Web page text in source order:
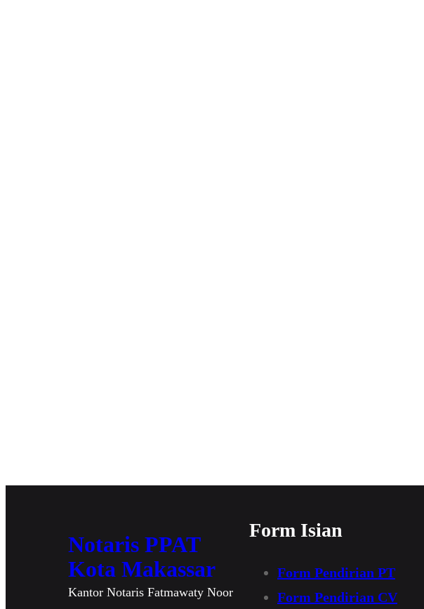
Notaris PPAT
Kota Makassar
Kantor Notaris Fatmawaty Noor
Form Isian
Form Pendirian PT
Form Pendirian CV